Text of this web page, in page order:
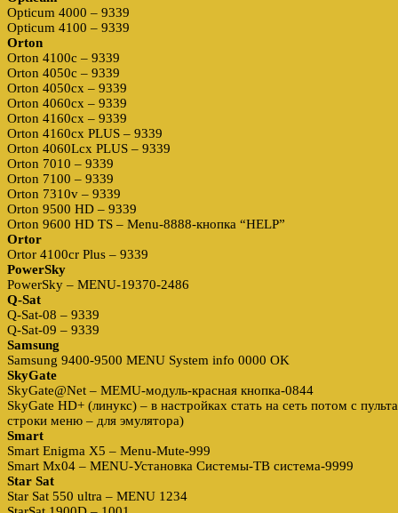
Opticum 4000 – 9339
Opticum 4100 – 9339
Orton
Orton 4100c – 9339
Orton 4050c – 9339
Orton 4050cx – 9339
Orton 4060cx – 9339
Orton 4160cx – 9339
Orton 4160cx PLUS – 9339
Orton 4060Lcx PLUS – 9339
Orton 7010 – 9339
Orton 7100 – 9339
Orton 7310v – 9339
Orton 9500 HD – 9339
Orton 9600 HD TS – Menu-8888-кнопка “HELP”
Ortor
Ortor 4100cr Plus – 9339
PowerSky
PowerSky – MENU-19370-2486
Q-Sat
Q-Sat-08 – 9339
Q-Sat-09 – 9339
Samsung
Samsung 9400-9500 MENU System info 0000 OK
SkyGate
SkyGate@Net – MEMU-модуль-красная кнопка-0844
SkyGate HD+ (линукс) – в настройках стать на сеть потом с
строки меню – для эмулятора)
Smart
Smart Enigma X5 – Menu-Mute-999
Smart Mx04 – MENU-Установка Системы-ТВ система-9999
Star Sat
Star Sat 550 ultra – MENU 1234